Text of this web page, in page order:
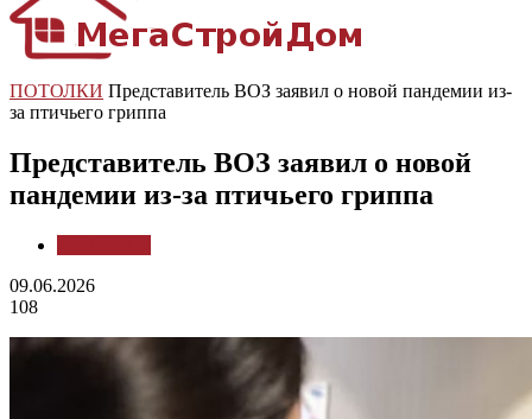
ПОТОЛКИ Представитель ВОЗ заявил о новой пандемии из-
за птичьего гриппа
Представитель ВОЗ заявил о новой
пандемии из-за птичьего гриппа
09.06.2026
108